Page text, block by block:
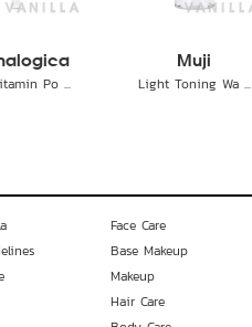
Po ...
Muji
Light Toning Wa ...
Face Care
Base Makeup
Makeup
Hair Care